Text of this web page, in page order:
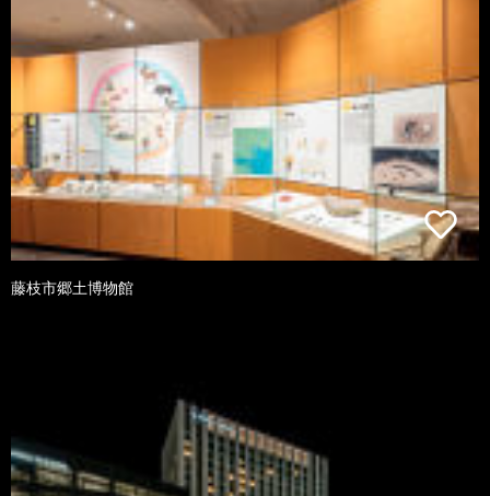
藤枝市郷土博物館